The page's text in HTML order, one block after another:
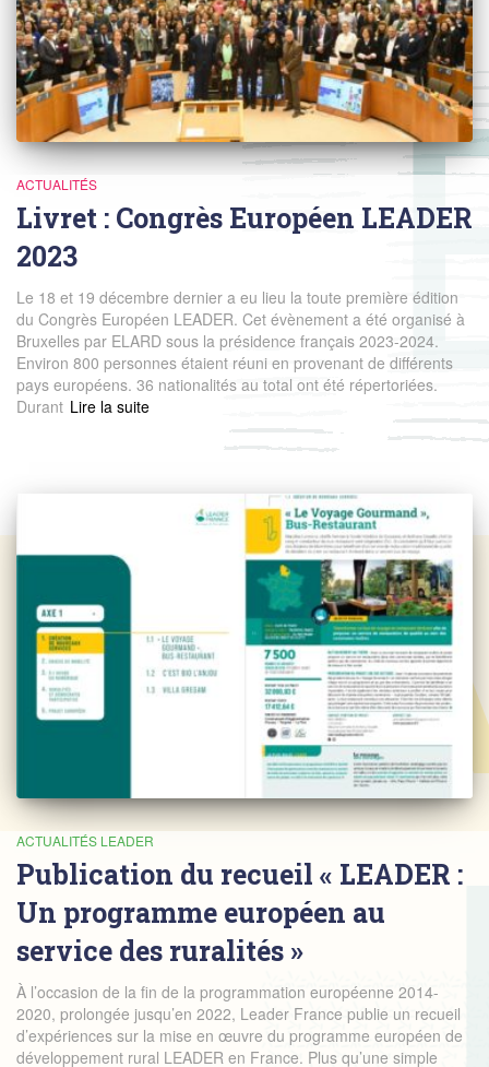
ACTUALITÉS
Livret : Congrès Européen LEADER
2023
Le 18 et 19 décembre dernier a eu lieu la toute première édition
du Congrès Européen LEADER. Cet évènement a été organisé à
Bruxelles par ELARD sous la présidence français 2023-2024.
Environ 800 personnes étaient réuni en provenant de différents
pays européens. 36 nationalités au total ont été répertoriées.
Durant Read more
ACTUALITÉS LEADER
Publication du recueil « LEADER :
Un programme européen au
service des ruralités »
À l’occasion de la fin de la programmation européenne 2014-
2020, prolongée jusqu’en 2022, Leader France publie un recueil
d’expériences sur la mise en œuvre du programme européen de
développement rural LEADER en France. Plus qu’une simple